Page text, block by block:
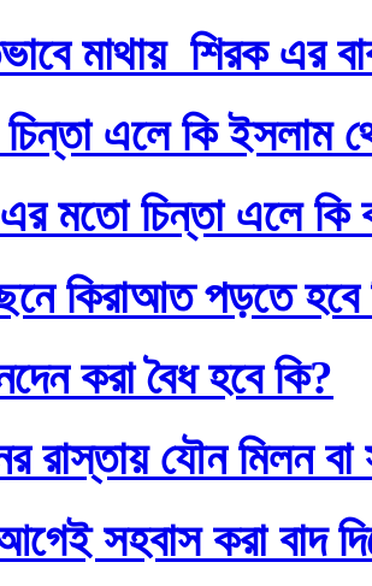
মাথায় শিরক এর
চিন্তা এলে কি ইসলাম
মতো চিন্তা এলে কি
কিরাআত পড়তে হবে
করা বৈধ হবে কি?
রাস্তায় যৌন মিলন
আগেই সহবাস করা বাদ